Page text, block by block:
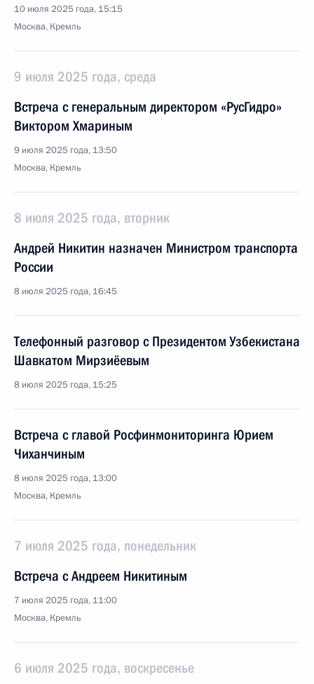
10 июля 2025 года, 15:15
Москва, Кремль
9 июля 2025 года, среда
Встреча с генеральным директором «РусГидро»
Виктором Хмариным
9 июля 2025 года, 13:50
Москва, Кремль
8 июля 2025 года, вторник
Андрей Никитин назначен Министром транспорта
России
8 июля 2025 года, 16:45
Телефонный разговор с Президентом Узбекистана
Шавкатом Мирзиёевым
8 июля 2025 года, 15:25
Встреча с главой Росфинмониторинга Юрием
Чиханчиным
8 июля 2025 года, 13:00
Москва, Кремль
7 июля 2025 года, понедельник
Встреча с Андреем Никитиным
7 июля 2025 года, 11:00
Москва, Кремль
6 июля 2025 года, воскресенье